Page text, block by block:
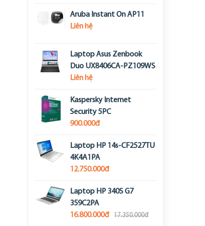
Aruba Instant On AP11
Liên hệ
Laptop Asus Zenbook
Duo UX8406CA-PZ109WS
Liên hệ
Kaspersky Internet
Security 5PC
900.000đ
Laptop HP 14s-CF2527TU
4K4A1PA
12.750.000đ
Laptop HP 340S G7
359C2PA
16.800.000đ
17.350.000đ